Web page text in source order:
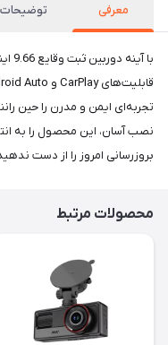
معرفی توضیحات
با
تجربه‌ای ایمن و مدرن را حین
نصب آسان، این محصول را به
بروزرسانی امروز را از دست
محصولات مرتبط